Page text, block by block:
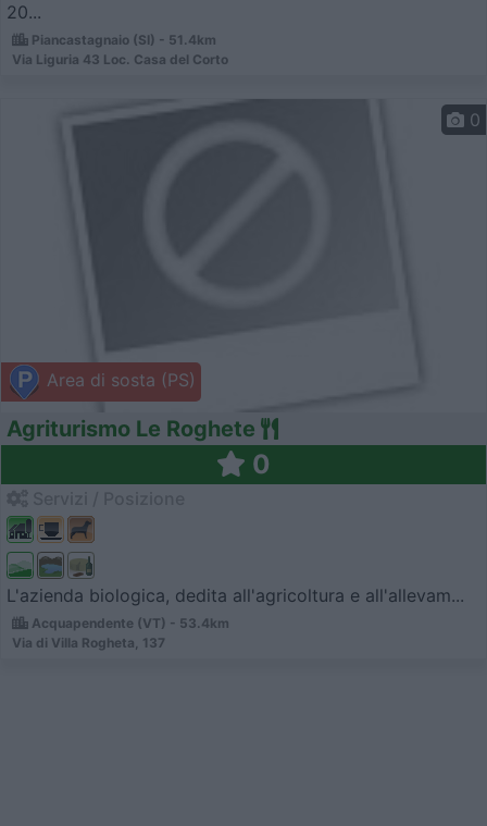
20...
Piancastagnaio (SI) - 51.4km
Via Liguria 43 Loc. Casa del Corto
Area di sosta (PS)
0
Agriturismo Le Roghete
0
L'azienda biologica, dedita all'agricoltura e all'allevam...
Acquapendente (VT) - 53.4km
Via di Villa Rogheta, 137